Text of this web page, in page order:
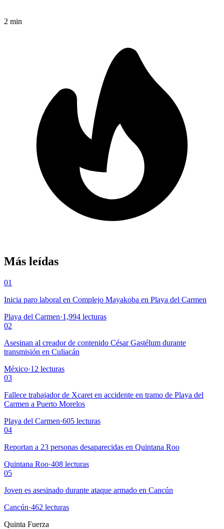
2 min
Más leídas
01
Inicia paro laboral en Complejo Mayakoba en Playa del Carmen
Playa del Carmen·1,994 lecturas
02
Asesinan al creador de contenido César Gastélum durante
transmisión en Culiacán
México·12 lecturas
03
Fallece trabajador de Xcaret en accidente en tramo de Playa del
Carmen a Puerto Morelos
Playa del Carmen·605 lecturas
04
Reportan a 23 personas desaparecidas en Quintana Roo
Quintana Roo·408 lecturas
05
Joven es asesinado durante ataque armado en Cancún
Cancún·462 lecturas
Quinta Fuerza